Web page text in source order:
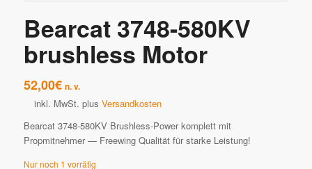
Bearcat 3748-580KV
brushless Motor
52,00€ n. v.
inkl. MwSt. plus Versandkosten
Bearcat 3748-580KV Brushless-Power komplett mit
Propmitnehmer — Freewing Qualität für starke Leistung!
Nur noch 1 vorrätig